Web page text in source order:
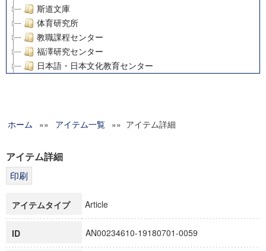
斯道文庫
体育研究所
教職課程センター
福澤研究センター
日本語・日本文化教育センター
グローバルリサーチインスティテュート
科学研究費補助金研究成果報告書
博士課程教育リーディングプログラム「超成熟社会発展のサ
ホーム »» アイテム一覧 »» アイテム詳細
アイテム詳細
アイテムタイプ Article
ID AN00234610-19180701-0059